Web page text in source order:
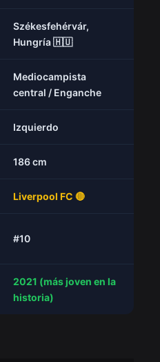
Székesfehérvár,
Hungría 🇭🇺
Mediocampista
central / Enganche
Izquierdo
186 cm
Liverpool FC 🔴
#10
2021 (más joven en la
historia)